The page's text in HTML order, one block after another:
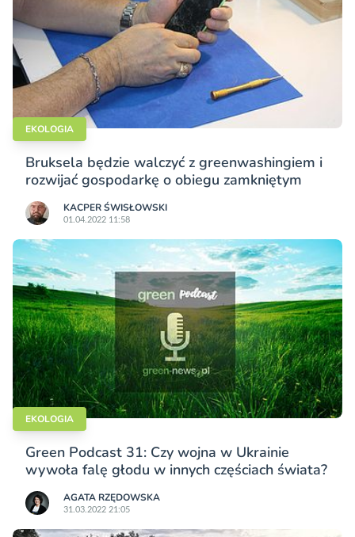
EKOLOGIA
Bruksela będzie walczyć z greenwashingiem i
rozwijać gospodarkę o obiegu zamkniętym
KACPER ŚWISŁO­WSKI
01.04.2022 11:58
EKOLOGIA
Green Podcast 31: Czy wojna w Ukrainie
wywoła falę głodu w innych częściach świata?
AGATA RZĘDOWSKA
31.03.2022 21:05